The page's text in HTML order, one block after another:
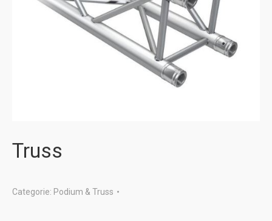
Truss
Categorie: Podium & Truss